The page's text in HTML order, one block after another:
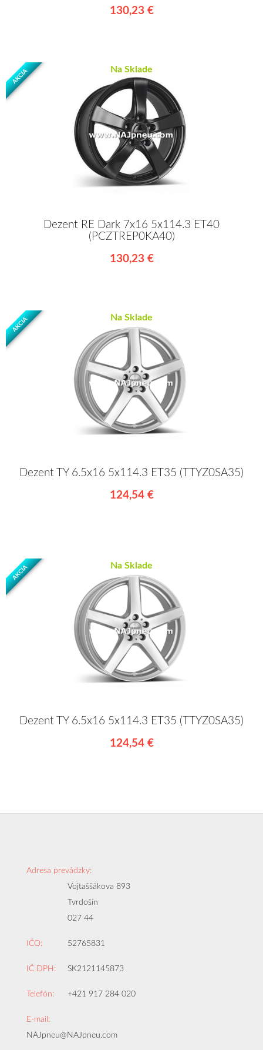
130,23 €
AKCIA Na Sklade
Dezent RE Dark 7x16 5x114.3 ET40
(PCZTREP0KA40)
130,23 €
AKCIA Na Sklade
Dezent TY 6.5x16 5x114.3 ET35 (TTYZ0SA35)
124,54 €
AKCIA Na Sklade
Dezent TY 6.5x16 5x114.3 ET35 (TTYZ0SA35)
124,54 €
Adresa prevádzky:
Vojtaššákova 893
Tvrdošín
027 44
IČO: 52765831
IČ DPH: SK2121145873
Telefón: +421 917 284 020
E-mail:
NAJpneu@NAJpneu.com